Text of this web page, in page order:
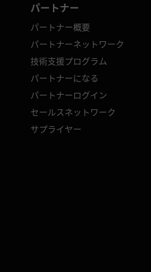
パートナー
パートナー概要
パートナーネットワーク
技術支援プログラム
パートナーになる
パートナーログイン
セールスネットワーク
サプライヤー